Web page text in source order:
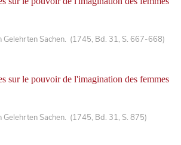
Gelehrten Sachen. (1745, Bd. 31, S. 667-668)
sur le pouvoir de l'imagination des femmes
Gelehrten Sachen. (1745, Bd. 31, S. 875)